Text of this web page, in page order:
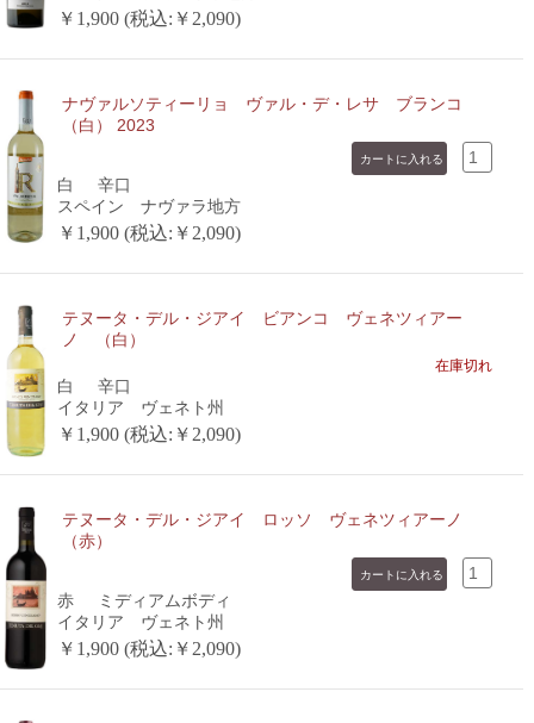
￥1,900 (税込:￥2,090)
ナヴァルソティーリョ ヴァル・デ・レサ ブランコ
（白） 2023
白
辛口
スペイン ナヴァラ地方
￥1,900 (税込:￥2,090)
テヌータ・デル・ジアイ ビアンコ ヴェネツィアー
ノ （白）
在庫切れ
白
辛口
イタリア ヴェネト州
￥1,900 (税込:￥2,090)
テヌータ・デル・ジアイ ロッソ ヴェネツィアーノ
（赤）
赤
ミディアムボディ
イタリア ヴェネト州
￥1,900 (税込:￥2,090)